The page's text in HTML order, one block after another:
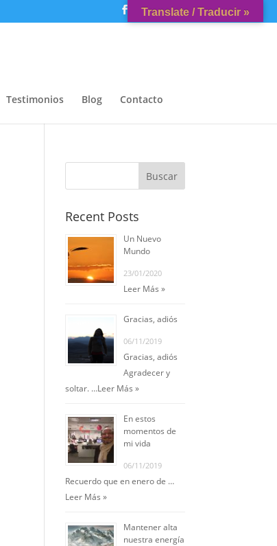
Testimonios Blog Contacto
Recent Posts
Un Nuevo
Mundo
23/01/2020
Leer Más »
Gracias, adiós
06/11/2019
Gracias, adiós
Agradecer y
soltar. …Leer Más »
En estos
momentos de
mi vida
06/11/2019
Recuerdo que en enero de …
Leer Más »
Mantener alta
nuestra energía
Translate / Traducir »